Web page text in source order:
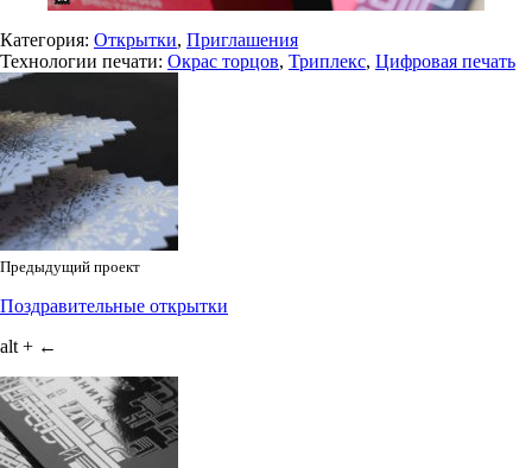
Категория: Открытки, Приглашения
Технологии печати: Окрас торцов, Триплекс, Цифровая печать
Предыдущий проект
Поздравительные открытки
alt + ←